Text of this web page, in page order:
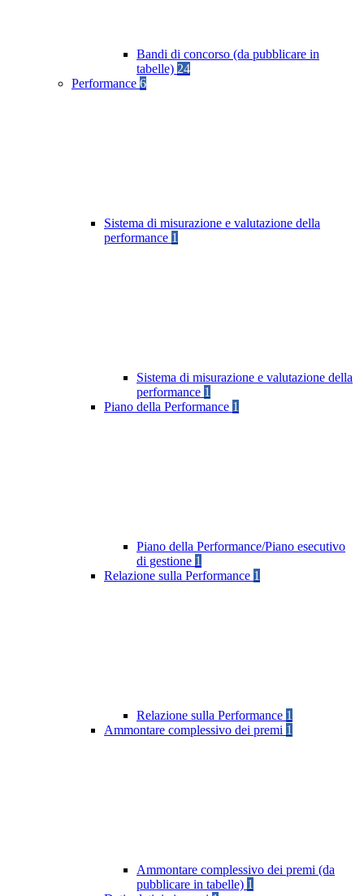
Bandi di concorso (da pubblicare in
tabelle) 24
Performance 6
Sistema di misurazione e valutazione della
performance 1
Sistema di misurazione e valutazione della
performance 1
Piano della Performance 1
Piano della Performance/Piano esecutivo
di gestione 1
Relazione sulla Performance 1
Relazione sulla Performance 1
Ammontare complessivo dei premi 1
Ammontare complessivo dei premi (da
pubblicare in tabelle) 1